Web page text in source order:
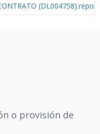
o provisión de